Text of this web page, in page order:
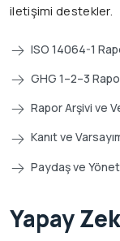
iletişimi destekler.
ISO 14064-1
GHG 1–2–3
Rapor Arşivi ve
Kanıt ve
Paydaş ve
Yapay